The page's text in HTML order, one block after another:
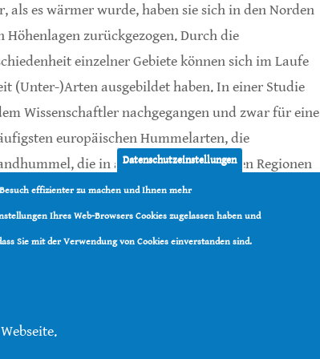
als es wärmer wurde, haben sie sich in den Norden
Höhenlagen zurückgezogen. Durch die
einzelner Gebiete können sich im Laufe
(Unter-)Arten ausgebildet haben. In einer Studie
Wissenschaftler nachgegangen und zwar für eine
europäischen Hummelarten, die
die in alpinen und arktischen Regionen
Datenschutzeinstellungen
effizienter zu machen und Ihnen mehr
Ihres Web-Browsers Cookies zugelassen haben und
Sie mit der Verwendung von Cookies einverstanden sind.